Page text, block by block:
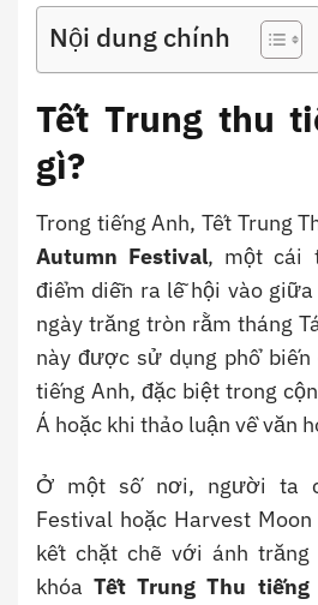
Nội dung chính
Tết Trung thu
gì?
Trong tiếng Anh, Tết Trung
Autumn Festival, một cái
điểm diễn ra lễ hội vào
ngày trăng tròn rằm tháng
này được sử dụng phổ
tiếng Anh, đặc biệt trong
Á hoặc khi thảo luận về văn
Ở một số nơi, người ta
Festival hoặc Harvest
kết chặt chẽ với ánh
khóaTết Trung Thu